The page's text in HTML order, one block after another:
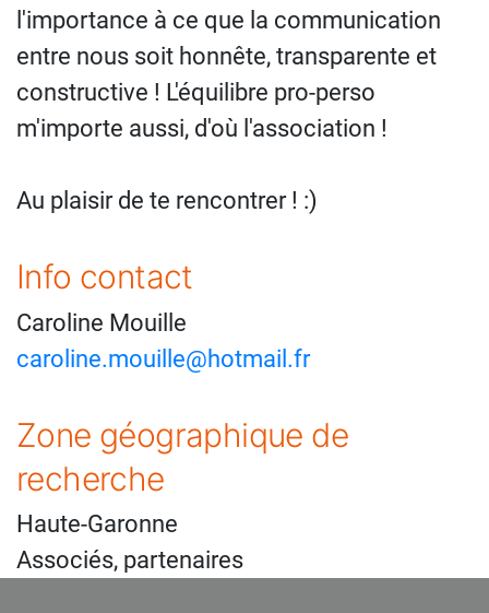
l'importance à ce que la communication
entre nous soit honnête, transparente et
constructive ! L'équilibre pro-perso
m'importe aussi, d'où l'association !
Au plaisir de te rencontrer ! :)
Info contact
Caroline Mouille
caroline.mouille@hotmail.fr
Zone géographique de
recherche
Haute-Garonne
Associés, partenaires